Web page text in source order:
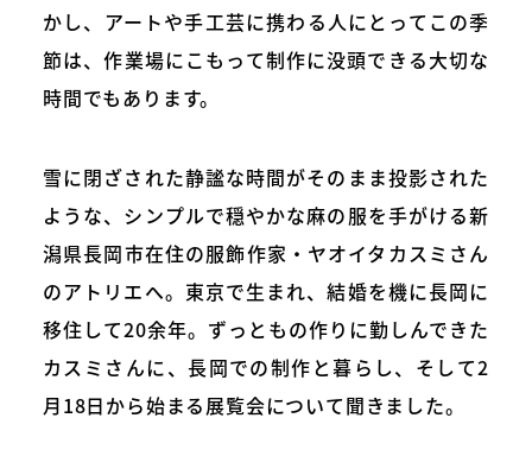
かし、アートや手工芸に携わる人にとってこの季
節は、作業場にこもって制作に没頭できる大切な
時間でもあります。
雪に閉ざされた静謐な時間がそのまま投影された
ような、シンプルで穏やかな麻の服を手がける新
潟県長岡市在住の服飾作家・ヤオイタカスミさん
のアトリエへ。東京で生まれ、結婚を機に長岡に
移住して20余年。ずっともの作りに勤しんできた
カスミさんに、長岡での制作と暮らし、そして2
月18日から始まる展覧会について聞きました。